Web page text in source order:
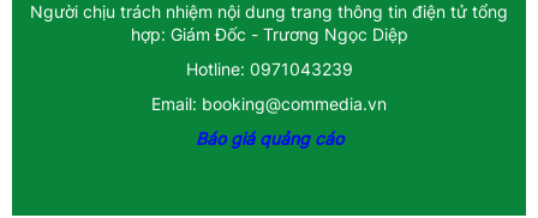
Người chịu trách nhiệm nội dung trang thông tin điện tử tổng
hợp: Giám Đốc - Trương Ngọc Diệp
Hotline: 0971043239
Email: booking@commedia.vn
Báo giá quảng cáo